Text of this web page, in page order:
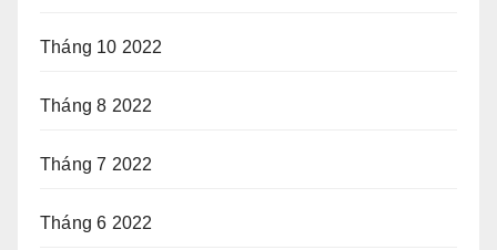
Tháng 10 2022
Tháng 8 2022
Tháng 7 2022
Tháng 6 2022